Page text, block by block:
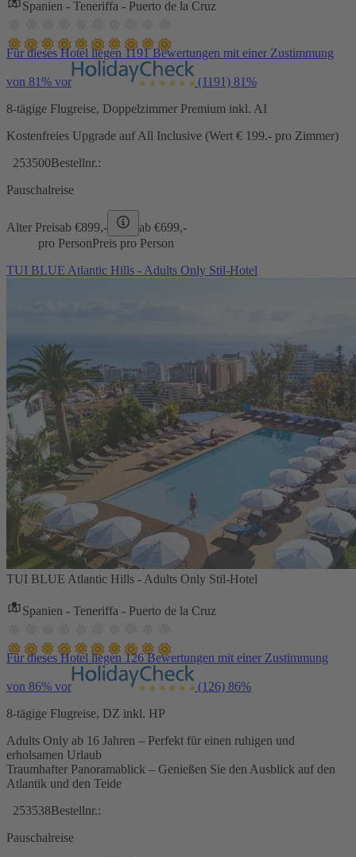
Spanien - Teneriffa - Puerto de la Cruz
Für dieses Hotel liegen 1191 Bewertungen mit einer Zustimmung
von 81% vor (1191) 81%
8-tägige Flugreise, Doppelzimmer Premium inkl. AI
Kostenfreies Upgrade auf All Inclusive (Wert € 199.- pro Zimmer)
253500Bestellnr.:
Pauschalreise
Alter Preisab €899,- ab €699,-
pro PersonPreis pro Person
TUI BLUE Atlantic Hills - Adults Only Stil-Hotel
TUI BLUE Atlantic Hills - Adults Only Stil-Hotel
Spanien - Teneriffa - Puerto de la Cruz
Für dieses Hotel liegen 126 Bewertungen mit einer Zustimmung
von 86% vor (126) 86%
8-tägige Flugreise, DZ inkl. HP
Adults Only ab 16 Jahren – Perfekt für einen ruhigen und
erholsamen Urlaub
Traumhafter Panoramablick – Genießen Sie den Ausblick auf den
Atlantik und den Teide
253538Bestellnr.:
Pauschalreise